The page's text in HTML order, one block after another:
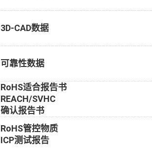
3D-CAD数据
可靠性数据
RoHS适合报告书
REACH/SVHC
确认报告书
RoHS管控物质
ICP测试报告